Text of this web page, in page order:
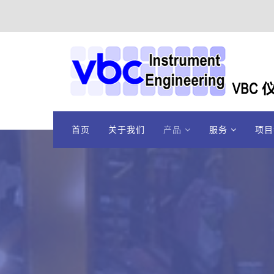
首页 关于我们 产品 服务 项